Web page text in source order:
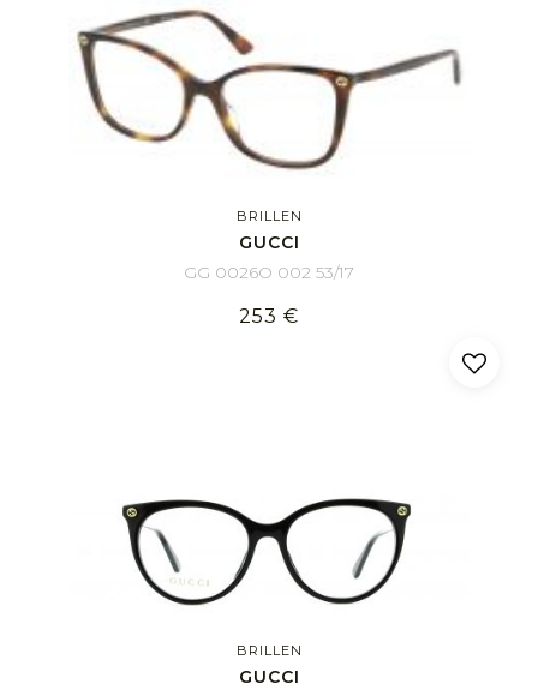
BRILLEN
GUCCI
GG 0026O 002 53/17
253 €
BRILLEN
GUCCI